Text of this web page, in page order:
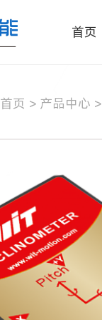
首页
首页 > 产品中心 >